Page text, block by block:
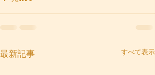
最新記事 すべて表示